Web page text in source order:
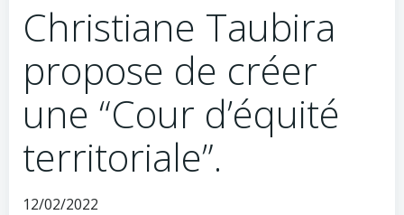
Christiane Taubira
propose de créer
une “Cour d’équité
territoriale”.
12/02/2022